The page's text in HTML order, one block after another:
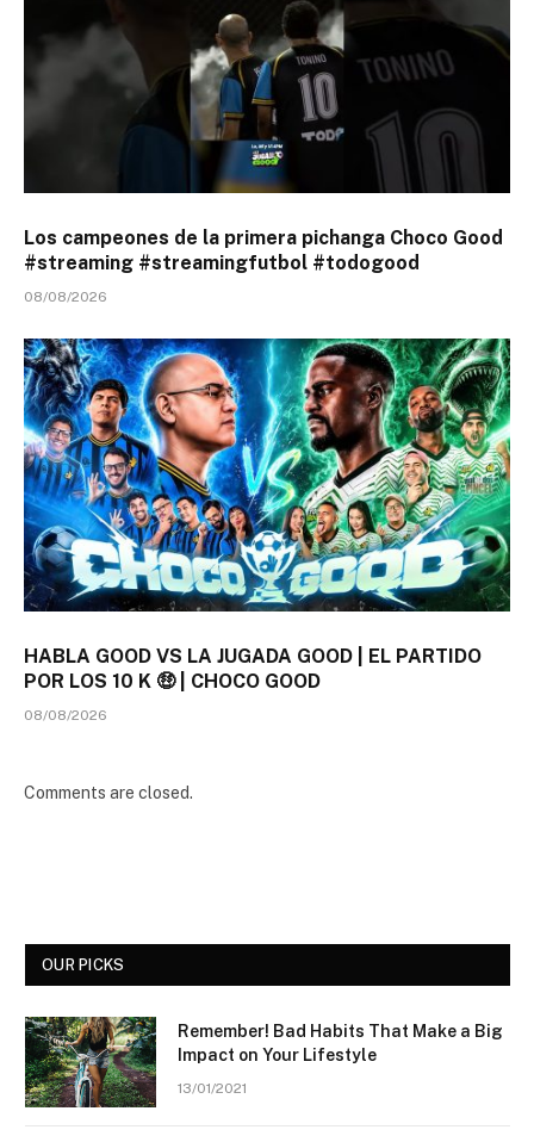
Los campeones de la primera pichanga Choco Good
#streaming #streamingfutbol #todogood
08/08/2026
HABLA GOOD VS LA JUGADA GOOD | EL PARTIDO
POR LOS 10 K 🤑 | CHOCO GOOD
08/08/2026
Comments are closed.
OUR PICKS
Remember! Bad Habits That Make a Big
Impact on Your Lifestyle
13/01/2021